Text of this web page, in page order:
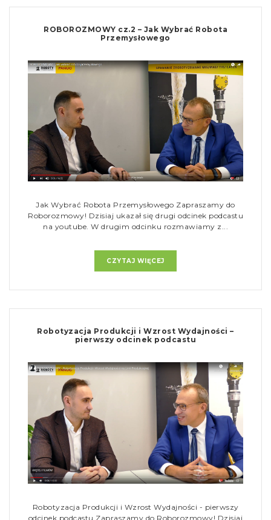
ROBOROZMOWY cz.2 – Jak Wybrać Robota
Przemysłowego
Jak Wybrać Robota Przemysłowego Zapraszamy do
Roborozmowy! Dzisiaj ukazał się drugi odcinek podcastu
na youtube. W drugim odcinku rozmawiamy z...
CZYTAJ WIĘCEJ
Robotyzacja Produkcji i Wzrost Wydajności –
pierwszy odcinek podcastu
Robotyzacja Produkcji i Wzrost Wydajności - pierwszy
odcinek podcastu Zapraszamy do Roborozmowy! Dzisiaj